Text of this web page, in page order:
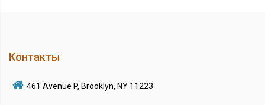
Контакты
461 Avenue P, Brooklyn, NY 11223